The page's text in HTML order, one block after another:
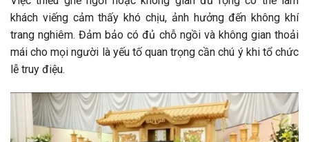
khách viếng cảm thấy khó chịu, ảnh hưởng đến không khí
trang nghiêm. Đảm bảo có đủ chỗ ngồi và không gian thoải
mái cho mọi người là yếu tố quan trọng cần chú ý khi tổ chức
lễ truy điệu.